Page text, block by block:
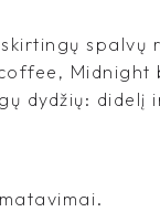
spalvų
Midnight
dydžių: didelį